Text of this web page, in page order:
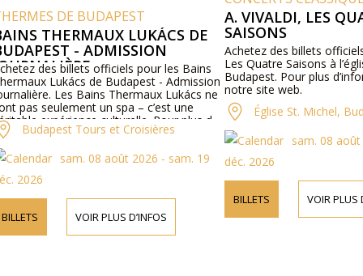
DE BUDAPEST
THERMAUX LUKÁCS DE
- ADMISSION
des billets officiels pour les Bains
Lukács de Budapest - Admission
Les Bains Thermaux Lukács ne
pas seulement un spa – c’est une
expérience culturelle. Pour plus d
sur le programme et les prix,
visiter notre site web ou nous
par téléphone.
Budapest Tours et Croisières
sam. 08 août 2026 - sam. 19
2026
VOIR PLUS D’INFOS
A. VIVALDI, LES
SAISONS
Achetez des billets officiels
Les Quatre Saisons à
Budapest. Pour plus
notre site web.
Église St. Michel,
sam. 08 août
déc. 2026
BILLETS VOIR PLUS